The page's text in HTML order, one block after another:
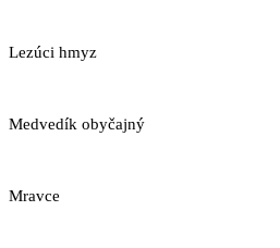
Lezúci hmyz
Medvedík obyčajný
Mravce